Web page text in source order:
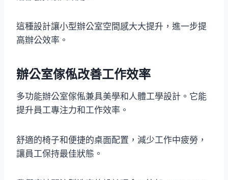
這種設計讓小型辦公室空間感大大提升，進一步提
高辦公效率。
辦公室傢俬改善工作效率
多功能辦公室傢俬兼具美學和人體工學設計。它能
提升員工專注力和工作效率。
舒適的椅子和便捷的桌面配置，減少工作中疲勞，
讓員工保持最佳狀態。